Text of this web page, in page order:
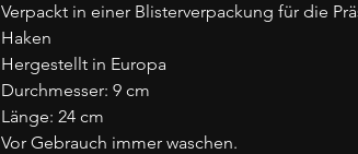
Verpackt in einer Blisterverpackung für die
Haken
Hergestellt in Europa
Durchmesser: 9 cm
Länge: 24 cm
Vor Gebrauch immer waschen.